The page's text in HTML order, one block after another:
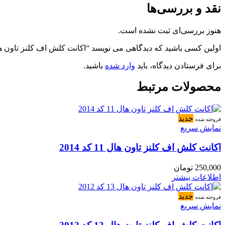
نقد و بررسی‌ها
هنوز بررسی‌ای ثبت نشده است.
اولین کسی باشید که دیدگاهی می نویسد “اکانت کلش اف کلنز تاون هال 14 کد
برای فرستادن دیدگاه، باید وارد شده باشید.
محصولات مرتبط
فروخته شده جدید
نمایش سریع
اکانت کلش اف کلنز تاون هال 11 کد 2014
250,000 تومان
اطلاعات بیشتر
فروخته شده جدید
نمایش سریع